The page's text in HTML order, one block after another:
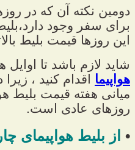
دومین نکته آن که در
برای سفر وجود
این روزها قیمت بلیط
شاید لازم باشد تا اوایل
هواپیما اقدام کنید ،
میانی هفته قیمت بلیط
روزهای عادی است.
• از بلیط هواپیمای